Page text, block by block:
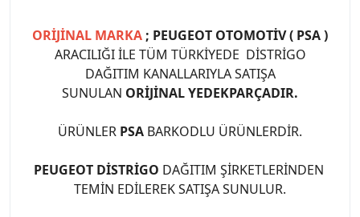
ORİJİNAL MARKA ; PEUGEOT OTOMOTİV ( PSA )
ARACILIĞI İLE TÜM TÜRKİYEDE DİSTRİGO
DAĞITIM KANALLARIYLA SATIŞA
SUNULAN ORİJİNAL YEDEKPARÇADIR.
ÜRÜNLER PSA BARKODLU ÜRÜNLERDİR.
PEUGEOT DİSTRİGO DAĞITIM ŞİRKETLERİNDEN
TEMİN EDİLEREK SATIŞA SUNULUR.